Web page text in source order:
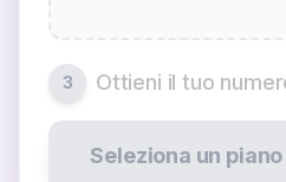
3 Ottieni il tuo
Seleziona un